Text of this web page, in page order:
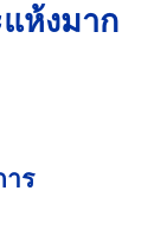
แห้งมาก
ร